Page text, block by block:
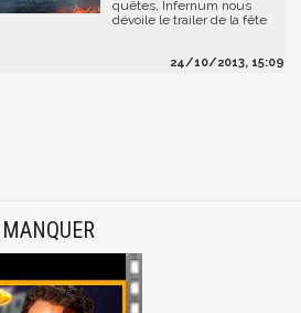
quêtes, Infernum nous
dévoile le trailer de la fête
24/10/2013, 15:09